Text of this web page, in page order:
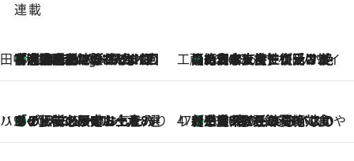
連載
田中稲の勝手に再ブーム
4 Hours Ago
「湘南乃風に憧れて」観客大盛上がりの“タオル回し”に、ラッパー顔負けの高速歌唱まで…さだまさし（74）のアグレッシブすぎる現在地 工藤まやのおもてなしハワイ
2026.8.6
【ハワイ土産】ローカルの絶大な支持で復活！ 絶品の幻クッキー《元ファンの日本人女性が受け継いだ名店》
ハワイ賢者 リサのお気に入りリスト2026.8.6
あの伝説の限定トートも！ リニューアルした「ディーン＆デルーカ ハワイ」で必須のお土産8選 47都道府県の手みやげ ひんやりスイーツで夏を満喫
2026.8.6
【三重県】この夏絶対食べたい 冷やしておいしいおやつ3選 お餅×アイスの新感覚スイーツ